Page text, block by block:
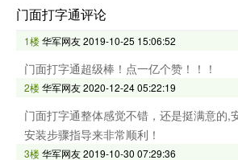
门面打字通评论
1楼华军网友2019-10-25 15:06:52
门面打字通超级棒！点一亿个赞！！！
2楼华军网友2020-12-24 05:22:19
门面打字通整体感觉不错，还是挺满意的,
安装步骤指导来非常顺利！
3楼华军网友2019-10-30 07:29:36